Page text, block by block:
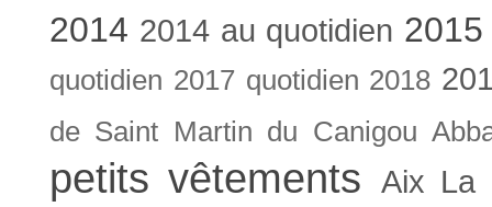
2014 2014 au quotidien
quotidien 2017 quotidien 2018
de Saint Martin du Canigou
petits vêtements Aix La